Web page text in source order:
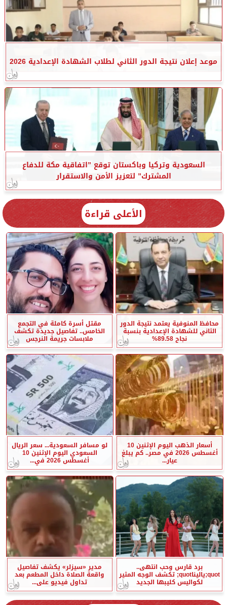
موعد إعلان نتيجة الدور الثاني لطلاب الشهادة الإعدادية 2026
السعودية وتركيا وباكستان توقع ”اتفاقية مكة للدفاع
المشترك” لتعزيز الأمن والاستقرار
الأعلى قراءة
محافظ المنوفية يعتمد نتيجة الدور
الثاني للشهادة الإعدادية بنسبة
نجاح 89.58%
مقتل أسرة كاملة في التجمع
الخامس.. تفاصيل جديدة تكشف
ملابسات جريمة النرجس
أسعار الذهب اليوم الإثنين 10
أغسطس 2026 في مصر.. كم يبلغ
عيار...
لو مسافر السعودية... سعر الريال
السعودي اليوم الإثنين 10
أغسطس 2026 في...
برد قارس وحب انتهى..
quot;ياليناquot; تكشف الوجه المثير
لكواليس كليبها الجديد
مدير «سيزلر» يكشف تفاصيل
واقعة الصلاة داخل المطعم بعد
تداول فيديو على...